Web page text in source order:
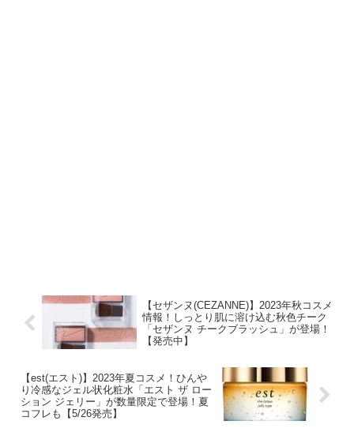
【セザンヌ(CEZANNE)】2023年秋コスメ
情報！しっとり肌に溶け込む秋色チーク
「セザンヌ チークブラッシュ」が登場！
【発売中】
【est(エスト)】2023年夏コスメ！ひんや
り冷感なジェル状化粧水「エスト ザ ロー
ション ジェリー」が数量限定で登場！夏
コフレも【5/26発売】